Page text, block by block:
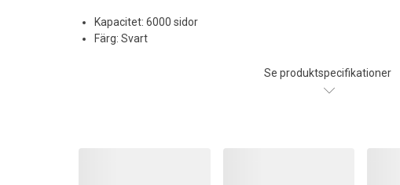
Kapacitet: 6000 sidor
Färg: Svart
Se produktspecifikationer